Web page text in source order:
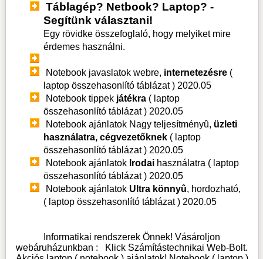
Táblagép? Netbook? Laptop? -
Segítünk választani!
Egy rövidke összefoglaló, hogy melyiket mire
érdemes használni.
Notebook javaslatok webre, internetezésre (
laptop összehasonlító táblázat ) 2020.05
Notebook tippek játékra ( laptop
összehasonlító táblázat ) 2020.05
Notebook ajánlatok Nagy teljesítményû, üzleti
használatra, cégvezetőknek ( laptop
összehasonlító táblázat ) 2020.05
Notebook ajánlatok Irodai használatra ( laptop
összehasonlító táblázat ) 2020.05
Notebook ajánlatok Ultra könnyû, hordozható,
( laptop összehasonlító táblázat ) 2020.05
Informatikai rendszerek Önnek! Vásároljon
webáruházunkban : Klick Számítástechnikai Web-Bolt.